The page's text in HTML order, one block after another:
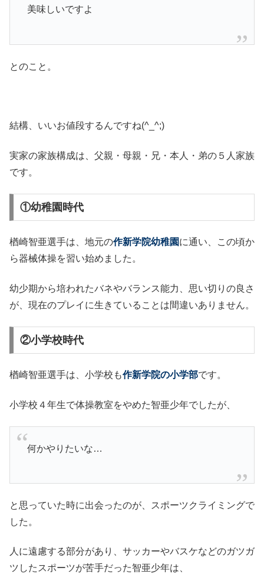
美味しいですよ
とのこと。
結構、いいお値段するんですね(^_^;)
実家の家族構成は、父親・母親・兄・本人・弟の５人家族
です。
①幼稚園時代
楢崎智亜選手は、地元の作新学院幼稚園に通い、この頃か
ら器械体操を習い始めました。
幼少期から培われたバネやバランス能力、思い切りの良さ
が、現在のプレイに生きていることは間違いありません。
②小学校時代
楢崎智亜選手は、小学校も作新学院の小学部です。
小学校４年生で体操教室をやめた智亜少年でしたが、
何かやりたいな…
と思っていた時に出会ったのが、スポーツクライミングで
した。
人に遠慮する部分があり、サッカーやバスケなどのガツガ
ツしたスポーツが苦手だった智亜少年は、